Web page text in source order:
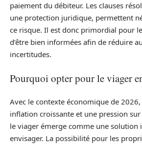
paiement du débiteur. Les clauses
une protection juridique, permettent
ce risque. Il est donc primordial pour
d’être bien informées afin de réduire
incertitudes.
Pourquoi opter pour le viager
Avec le contexte économique de
inflation croissante et une pression sur
le viager émerge comme une solution
envisager. La possibilité pour les